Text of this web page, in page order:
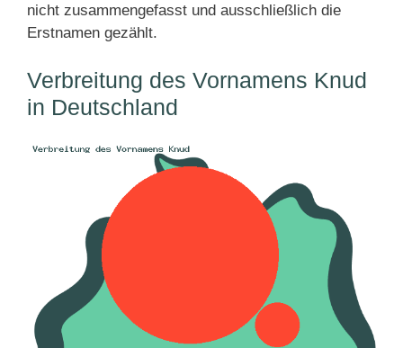
nicht zusammengefasst und ausschließlich die
Erstnamen gezählt.
Verbreitung des Vornamens Knud
in Deutschland